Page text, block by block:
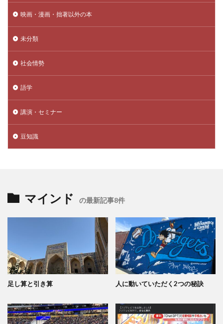
映画・漫画・拙著以外の本
未分類
社会情勢
語学
講演・セミナー
豆知識
マインド の最新記事8件
足し算と引き算 人に動いていただく2つの秘訣